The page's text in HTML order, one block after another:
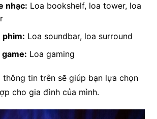
nhạc: Loa bookshelf, loa tower, loa
phim: Loa soundbar, loa surround
game: Loa gaming
thông tin trên sẽ giúp bạn lựa chọn
cho gia đình của mình.